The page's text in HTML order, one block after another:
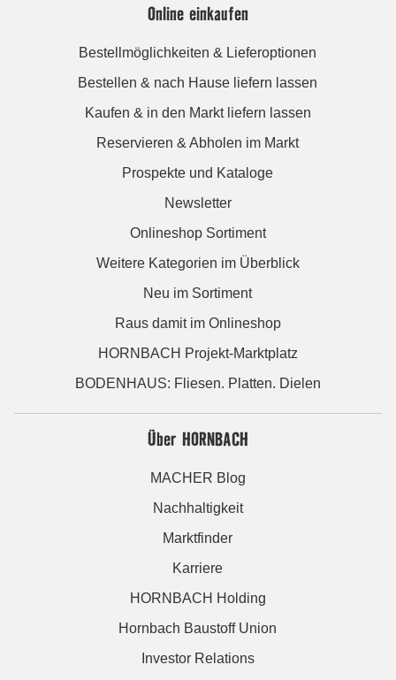
Online einkaufen
Bestellmöglichkeiten & Lieferoptionen
Bestellen & nach Hause liefern lassen
Kaufen & in den Markt liefern lassen
Reservieren & Abholen im Markt
Prospekte und Kataloge
Newsletter
Onlineshop Sortiment
Weitere Kategorien im Überblick
Neu im Sortiment
Raus damit im Onlineshop
HORNBACH Projekt-Marktplatz
BODENHAUS: Fliesen. Platten. Dielen
Über HORNBACH
MACHER Blog
Nachhaltigkeit
Marktfinder
Karriere
HORNBACH Holding
Hornbach Baustoff Union
Investor Relations